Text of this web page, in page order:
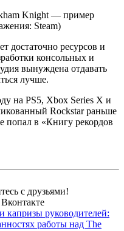
Knight — пример
Steam)
достаточно ресурсов и
консольных и
вынуждена отдавать
лучше.
на PS5, Xbox Series X и
Rockstar раньше
попал в «Книгу рекордов
с друзьями!
Вконтакте
руководителей:
работы над The